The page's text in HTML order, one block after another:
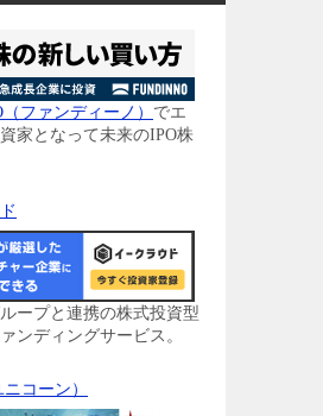
ファンディーノ） でエ
家となって未来のIPO株
ープと連携の株式投資型
ンディングサービス。
コーン）